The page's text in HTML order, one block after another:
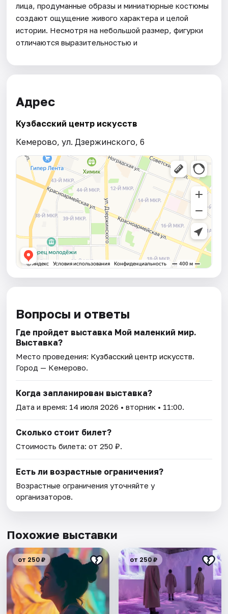
лица, продуманные образы и миниатюрные костюмы
создают ощущение живого характера и целой
истории. Несмотря на небольшой размер, фигурки
отличаются выразительностью и
Адрес
Кузбасский центр искусств
Кемерово, ул. Дзержинского, 6
Вопросы и ответы
Где пройдет выставка Мой маленкий мир.
Выставка?
Место проведения: Кузбасский центр искусств.
Город — Кемерово.
Когда запланирован выставка?
Дата и время: 14 июля 2026 • вторник • 11:00.
Сколько стоит билет?
Стоимость билета: от 250 ₽.
Есть ли возрастные ограничения?
Возрастные ограничения уточняйте у
организаторов.
Похожие выставки
от 250 ₽ от 250 ₽